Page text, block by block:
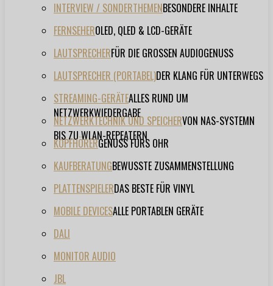
INTERVIEW / SONDERTHEMENBESONDERE INHALTE
FERNSEHEROLED, QLED & LCD-GERÄTE
LAUTSPRECHERFÜR DIE GROSSEN AUDIOGENUSS
LAUTSPRECHER (PORTABEL)DER KLANG FÜR UNTERWEGS
STREAMING-GERÄTEALLES RUND UM
NETZWERKWIEDERGABE
NETZWERKTECHNIK UND SPEICHERVON NAS-SYSTEMN
BIS ZU WLAN-REPEATERN
KOPFHÖRERGENUSS FÜRS OHR
KAUFBERATUNGBEWUSSTE ZUSAMMENSTELLUNG
PLATTENSPIELERDAS BESTE FÜR VINYL
MOBILE DEVICESALLE PORTABLEN GERÄTE
DALI
MONITOR AUDIO
JBL